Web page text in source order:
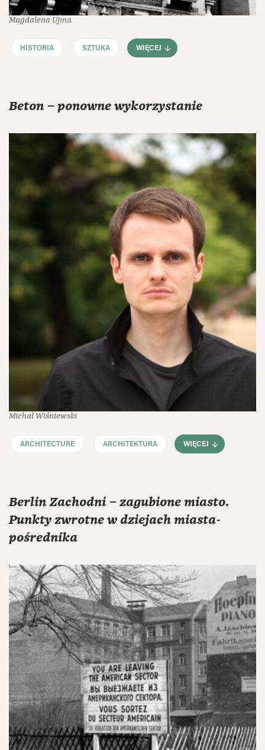
Magdalena Ujma
HISTORIA SZTUKA WIĘCEJ
Beton – ponowne wykorzystanie
Michał Wiśniewski
ARCHITECTURE ARCHITEKTURA WIĘCEJ
Berlin Zachodni – zagubione miasto.
Punkty zwrotne w dziejach miasta-
pośrednika